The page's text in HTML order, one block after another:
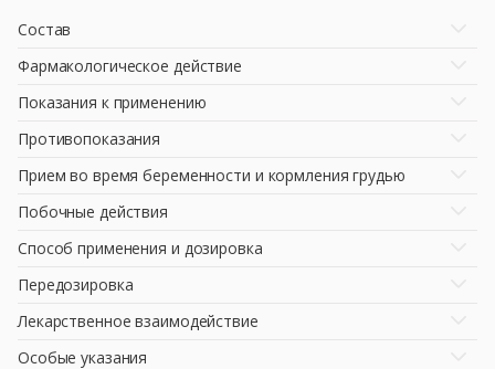
Состав
Фармакологическое действие
Показания к применению
Противопоказания
Прием во время беременности и кормления грудью
Побочные действия
Способ применения и дозировка
Передозировка
Лекарственное взаимодействие
Особые указания